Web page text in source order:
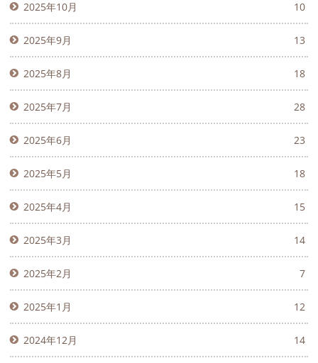
2025年10月 10
2025年9月 13
2025年8月 18
2025年7月 28
2025年6月 23
2025年5月 18
2025年4月 15
2025年3月 14
2025年2月 7
2025年1月 12
2024年12月 14